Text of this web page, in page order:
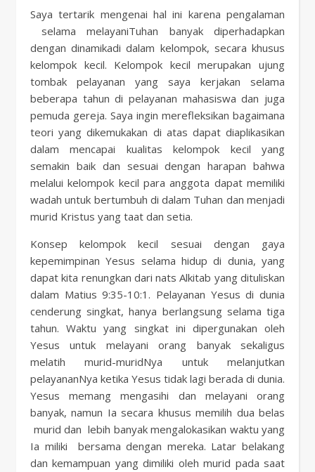
Saya tertarik mengenai hal ini karena pengalaman
selama melayaniTuhan banyak diperhadapkan
dengan dinamikadi dalam kelompok, secara khusus
kelompok kecil. Kelompok kecil merupakan ujung
tombak pelayanan yang saya kerjakan selama
beberapa tahun di pelayanan mahasiswa dan juga
pemuda gereja. Saya ingin merefleksikan bagaimana
teori yang dikemukakan di atas dapat diaplikasikan
dalam mencapai kualitas kelompok kecil yang
semakin baik dan sesuai dengan harapan bahwa
melalui kelompok kecil para anggota dapat memiliki
wadah untuk bertumbuh di dalam Tuhan dan menjadi
murid Kristus yang taat dan setia.
Konsep kelompok kecil sesuai dengan gaya
kepemimpinan Yesus selama hidup di dunia, yang
dapat kita renungkan dari nats Alkitab yang dituliskan
dalam Matius 9:35-10:1. Pelayanan Yesus di dunia
cenderung singkat, hanya berlangsung selama tiga
tahun. Waktu yang singkat ini dipergunakan oleh
Yesus untuk melayani orang banyak sekaligus
melatih murid-muridNya untuk melanjutkan
pelayananNya ketika Yesus tidak lagi berada di dunia.
Yesus memang mengasihi dan melayani orang
banyak, namun Ia secara khusus memilih dua belas
murid dan lebih banyak mengalokasikan waktu yang
Ia miliki bersama dengan mereka. Latar belakang
dan kemampuan yang dimiliki oleh murid pada saat